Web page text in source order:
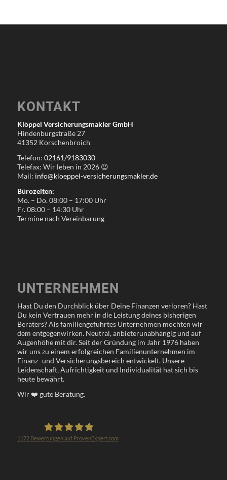
KONTAKT
Klöppel Versicherungsmakler GmbH
Hindenburgstraße 27
41352 Korschenbroich
Telefon: 02161/9183030
Telefax: Wir leben in 2026 😉
Mail: info@kloeppel-versicherungsmakler.de
Bürozeiten:
Mo. – Do. 08:00 – 17:00 Uhr
Fr. 08:00 – 14:30 Uhr
Termine nach Vereinbarung
UNTERNEHMEN
Hast Du den Durchblick über Deine Finanzen verloren? Hast
Du kein Vertrauen mehr in die Leistung deines bisherigen
Beraters? Als familiengeführtes Unternehmen möchten wir
dem entgegenwirken. Neutral, anbieterunabhängig und auf
Augenhöhe mit dir. Seit der Gründung im Jahr 1976 haben
wir uns zu einem erfolgreichen Familienunternehmen im
Finanz- und Versicherungsbereich entwickelt. Unsere
Leidenschaft, Aufrichtigkeit und Individualität hat sich bis
heute bewährt.
Wir❤️ gute Beratung.
1172Bewertungen auf ProvenExpert.com